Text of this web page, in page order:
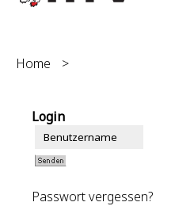
Home >
Login
Passwort vergessen?